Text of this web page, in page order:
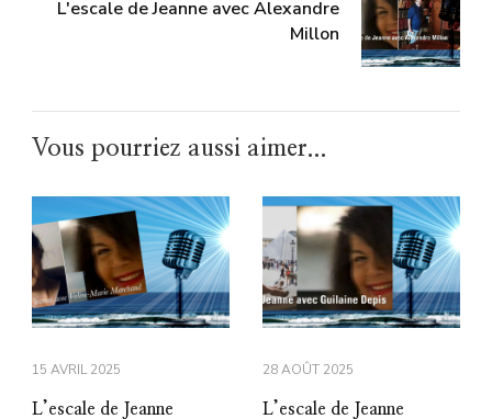
L'escale de Jeanne avec Alexandre
Millon
Vous pourriez aussi aimer...
15 AVRIL 2025
L’escale de Jeanne
28 AOÛT 2025
L’escale de Jeanne